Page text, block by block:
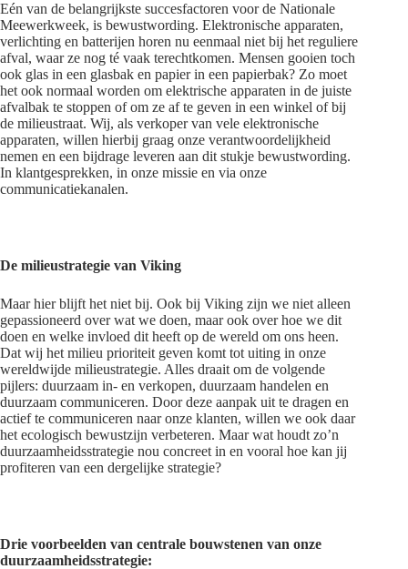
Eén van de belangrijkste succesfactoren voor de Nationale
Meewerkweek, is bewustwording. Elektronische apparaten,
verlichting en batterijen horen nu eenmaal niet bij het reguliere
afval, waar ze nog té vaak terechtkomen. Mensen gooien toch
ook glas in een glasbak en papier in een papierbak? Zo moet
het ook normaal worden om elektrische apparaten in de juiste
afvalbak te stoppen of om ze af te geven in een winkel of bij
de milieustraat. Wij, als verkoper van vele elektronische
apparaten, willen hierbij graag onze verantwoordelijkheid
nemen en een bijdrage leveren aan dit stukje bewustwording.
In klantgesprekken, in onze missie en via onze
communicatiekanalen.
De milieustrategie van Viking
Maar hier blijft het niet bij. Ook bij Viking zijn we niet alleen
gepassioneerd over wat we doen, maar ook over hoe we dit
doen en welke invloed dit heeft op de wereld om ons heen.
Dat wij het milieu prioriteit geven komt tot uiting in onze
wereldwijde milieustrategie. Alles draait om de volgende
pijlers: duurzaam in- en verkopen, duurzaam handelen en
duurzaam communiceren. Door deze aanpak uit te dragen en
actief te communiceren naar onze klanten, willen we ook daar
het ecologisch bewustzijn verbeteren. Maar wat houdt zo’n
duurzaamheidsstrategie nou concreet in en vooral hoe kan jij
profiteren van een dergelijke strategie?
Drie voorbeelden van centrale bouwstenen van onze
duurzaamheidsstrategie: